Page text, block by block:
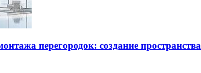
перегородок: создание пространства